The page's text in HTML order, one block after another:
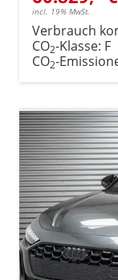
incl. 19% MwSt.
Verbrauch
CO2-Klasse: F
CO2-